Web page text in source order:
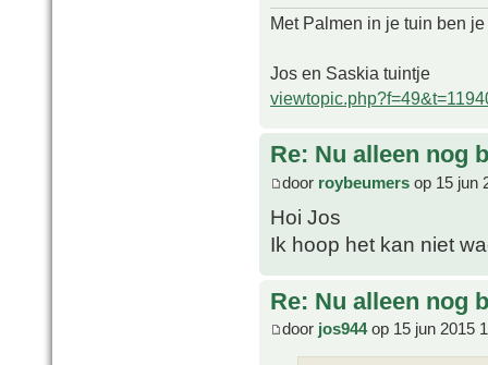
Met Palmen in je tuin ben
Jos en Saskia tuintje
Re: Nu alleen nog
door roybeumers op 15 jun
Hoi Jos
Ik hoop het kan niet
Re: Nu alleen nog
door jos944op 15 jun 2015